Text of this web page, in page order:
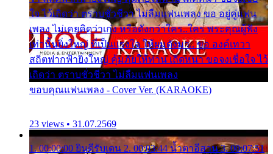
ใจ ไว้เถิดว่า ตราบชั่วชีวา ไม่ลืมแฟนเพลง ขอ อยู่คู่แฟน
เพลง ไม่เคยคิดว่าเก่ง หรือดังกว่าใคร..ใคร พระคุณผู้ฟัง
เท่านั้นยิ่งใหญ่ ที่เป็นแรงใจ ให้ผมดังมา.. ขอ องค์เทวา
สถิตฟากฟ้ายิ่งใหญ่ คุ้มภัยให้ท่าน เถิดหนา ขอจงเชื่อใจ ไว้
เถิดว่า ตราบชั่วชีวา ไม่ลืมแฟนเพลง
ขอบคุณแฟนเพลง - Cover Ver. (KARAOKE)
23 views • 31.07.2569
1. 00:00:00 ยินดีรับเดน 2. 00:03:44 น้ำตาอีสาน 3. 00:07:51